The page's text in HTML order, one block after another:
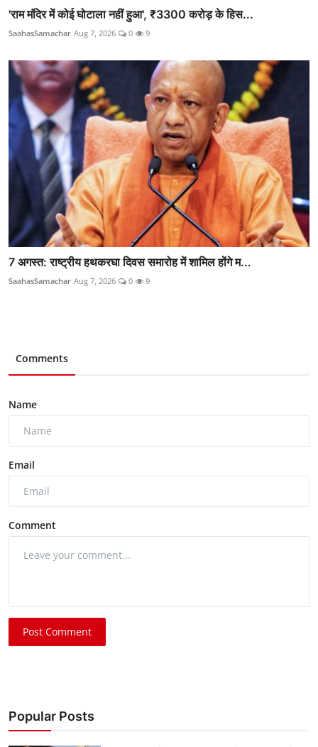
'राम मंदिर में कोई घोटाला नहीं हुआ', ₹3300 करोड़ के हिस...
SaahasSamachar Aug 7, 2026 0 9
7 अगस्त: राष्ट्रीय हथकरघा दिवस समारोह में शामिल होंगे म...
SaahasSamachar Aug 7, 2026 0 9
Comments
Name
Email
Comment
Post Comment
Popular Posts